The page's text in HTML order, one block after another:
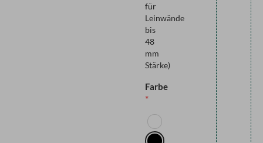
für
Leinwände
bis
48
mm
Stärke)
Farbe